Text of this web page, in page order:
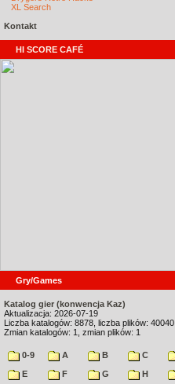
XL Search
Kontakt
HI SCORE CAFÉ
Gry/Games
Katalog gier (konwencja Kaz)
Aktualizacja: 2026-07-19
Liczba katalogów: 8878, liczba plików: 40040
Zmian katalogów: 1, zmian plików: 1
0-9 A B C
E
F G H